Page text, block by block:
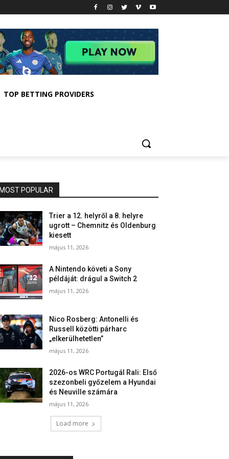
TOP BETTING PROVIDERS
MOST POPULAR
Trier a 12. helyről a 8. helyre
ugrott – Chemnitz és Oldenburg
kiesett
május 11, 2026
A Nintendo követi a Sony
példáját: drágul a Switch 2
május 11, 2026
Nico Rosberg: Antonelli és
Russell közötti párharc
„elkerülhetetlen”
május 11, 2026
2026-os WRC Portugál Rali: Első
szezonbeli győzelem a Hyundai
és Neuville számára
május 11, 2026
Load more